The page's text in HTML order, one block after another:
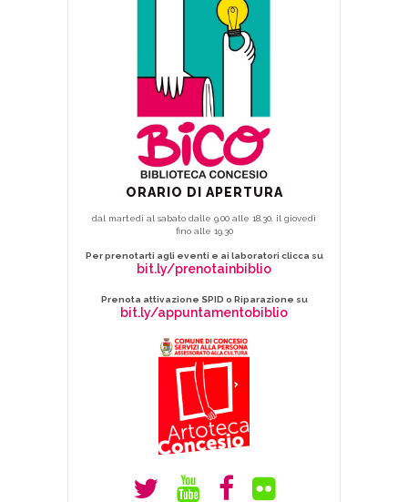
ORARIO DI APERTURA
dal martedì al sabato dalle 9.00 alle 18.30, il giovedì
fino alle 19.30
Per prenotarti agli eventi e ai laboratori clicca su
bit.ly/prenotainbiblio
Prenota attivazione SPID o Riparazione su
bit.ly/appuntamentobiblio